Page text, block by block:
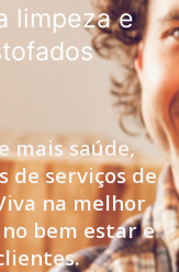
limpeza e
mais saúde,
de serviços de
na melhor
no bem estar e